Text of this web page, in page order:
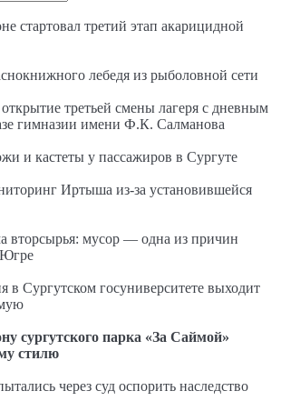
стартовал третий этап акарицидной
лебедя из рыболовной сети
третьей смены лагеря с дневным
гимназии имени Ф.К. Салманова
и кастеты у пассажиров в Сургуте
Иртыша из-за установившейся
вторсырья: мусор — одна из причин
в Сургутском госуниверситете выходит
сургутского парка «За Саймой»
стилю
через суд оспорить наследство